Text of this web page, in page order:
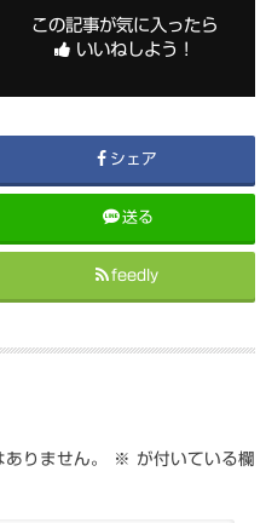
この記事が気に入ったら
いいねしよう！
シェア
送る
feedly
りません。 ※ が付いている欄